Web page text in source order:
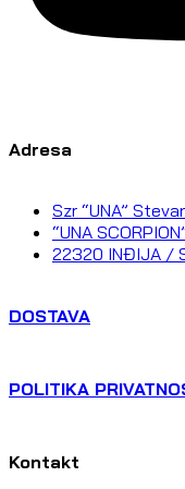
Adresa
Szr “UNA”
“UNA
22320 INĐIJA /
DOSTAVA
POLITIKA
Kontakt